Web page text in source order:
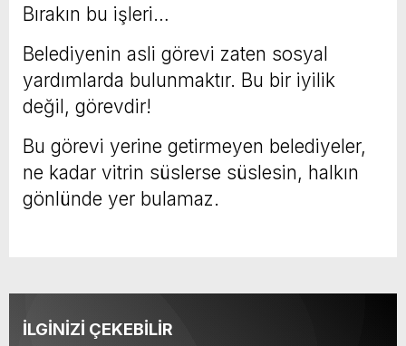
Bırakın bu işleri…
Belediyenin asli görevi zaten sosyal
yardımlarda bulunmaktır. Bu bir iyilik
değil, görevdir!
Bu görevi yerine getirmeyen belediyeler,
ne kadar vitrin süslerse süslesin, halkın
gönlünde yer bulamaz.
İLGİNİZİ ÇEKEBİLİR